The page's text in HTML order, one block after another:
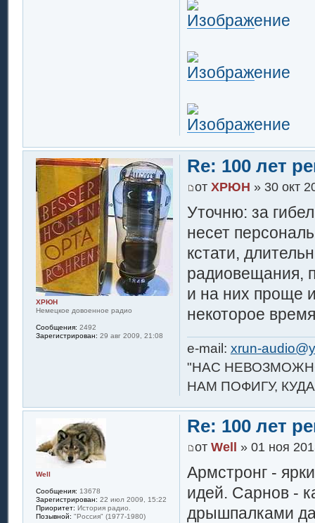
Re: 100 лет
от ХРЮН » 30 окт
Уточню: за
несет
кстати,
радиовещания,
и на них проще
некоторое
e-mail: xrun-
"НАС
НАМ ПОФИГУ,
ХРЮН
Немецкое довоенное радио
Сообщения: 2492
Зарегистрирован: 29 авг 2009, 21:08
Re: 100 лет
от Well » 01 ноя
Армстронг -
идей. Сарнов -
дрышпалками
Well
Сообщения: 13678
Зарегистрирован: 22 июл 2009, 15:22
Приоритет: История радио.
Позывной: "Россия" (1977-1980)